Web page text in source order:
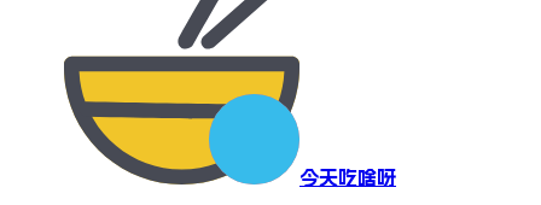
今天吃啥呀